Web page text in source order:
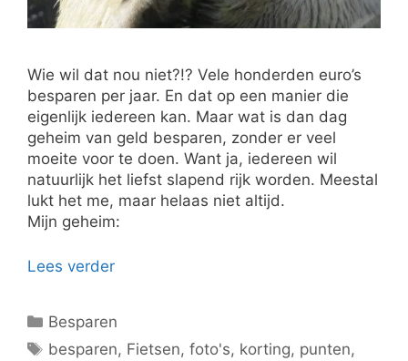
Wie wil dat nou niet?!? Vele honderden euro’s
besparen per jaar. En dat op een manier die
eigenlijk iedereen kan. Maar wat is dan dag
geheim van geld besparen, zonder er veel
moeite voor te doen. Want ja, iedereen wil
natuurlijk het liefst slapend rijk worden. Meestal
lukt het me, maar helaas niet altijd.
Mijn geheim:
Lees verder
Categorieën
Besparen
Tags
besparen, Fietsen,foto's, korting, punten,